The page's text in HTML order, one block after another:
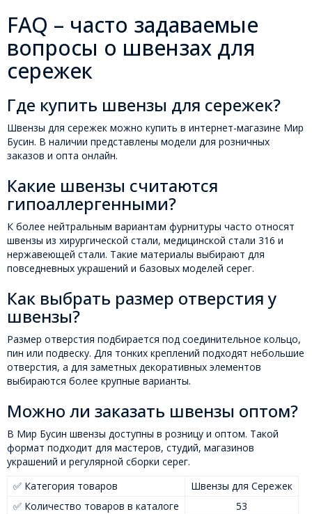
FAQ – часто задаваемые
вопросы о швензах для
сережек
Где купить швензы для сережек?
Швензы для сережек можно купить в интернет-магазине Мир
Бусин. В наличии представлены модели для розничных
заказов и опта онлайн.
Какие швензы считаются
гипоаллергенными?
К более нейтральным вариантам фурнитуры часто относят
швензы из хирургической стали, медицинской стали 316 и
нержавеющей стали. Такие материалы выбирают для
повседневных украшений и базовых моделей серег.
Как выбрать размер отверстия у
швензы?
Размер отверстия подбирается под соединительное кольцо,
пин или подвеску. Для тонких креплений подходят небольшие
отверстия, а для заметных декоративных элементов
выбираются более крупные варианты.
Можно ли заказать швензы оптом?
В Мир Бусин швензы доступны в розницу и оптом. Такой
формат подходит для мастеров, студий, магазинов
украшений и регулярной сборки серег.
✅ Категория товаров
Швензы для Сережек
✅ Количество товаров в каталоге
53